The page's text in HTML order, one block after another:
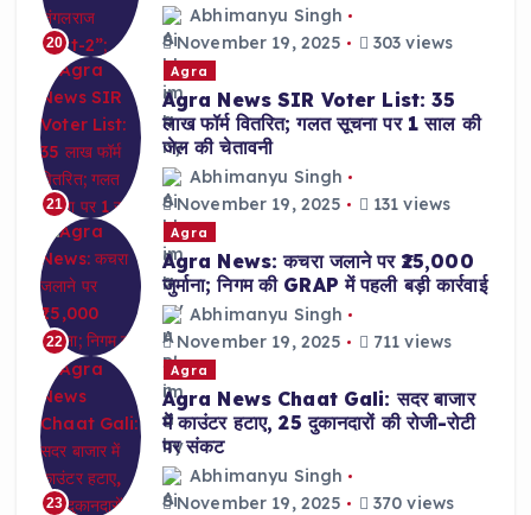
20
Abhimanyu Singh
November 19, 2025
303 views
21
Agra
Agra News SIR Voter List: 35
लाख फॉर्म वितरित; गलत सूचना पर 1 साल की
जेल की चेतावनी
Abhimanyu Singh
November 19, 2025
131 views
22
Agra
Agra News: कचरा जलाने पर ₹25,000
जुर्माना; निगम की GRAP में पहली बड़ी कार्रवाई
Abhimanyu Singh
November 19, 2025
711 views
23
Agra
Agra News Chaat Gali: सदर बाजार
में काउंटर हटाए, 25 दुकानदारों की रोजी-रोटी
पर संकट
Abhimanyu Singh
November 19, 2025
370 views